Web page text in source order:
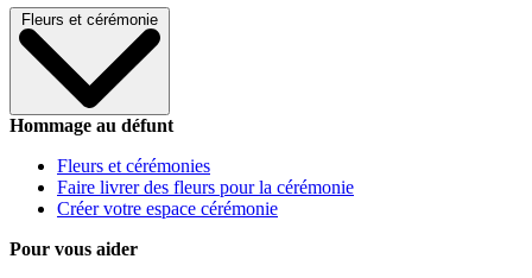
Fleurs et cérémonie
Hommage au défunt
Fleurs et cérémonies
Faire livrer des fleurs pour la cérémonie
Créer votre espace cérémonie
Pour vous aider